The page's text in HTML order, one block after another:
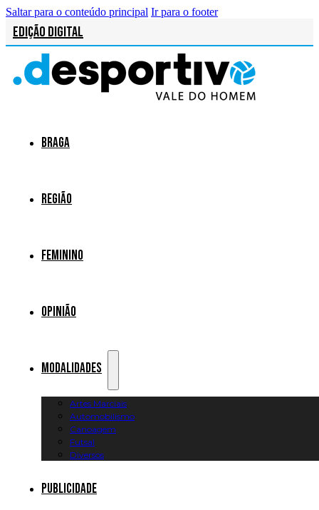
Saltar para o conteúdo principal Ir para o footer
Edição Digital
Braga
Região
Feminino
Opinião
Modalidades
Artes Marciais
Automobilismo
Canoagem
Futsal
Diversos
Publicidade